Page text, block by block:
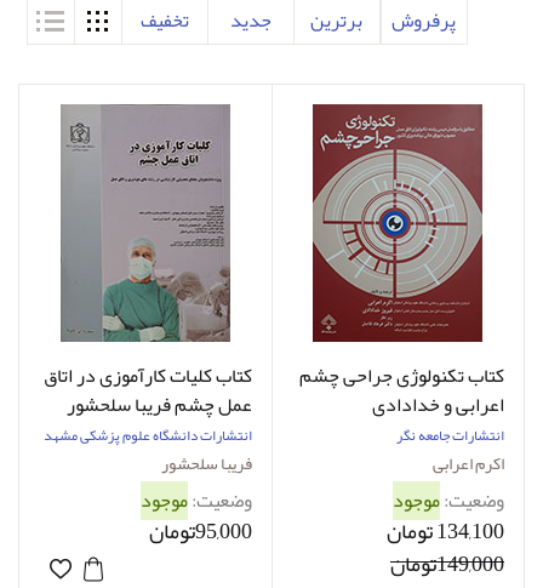
پرفروش
برترین جدید تخفیف
کتاب تکنولوژی جراحی چشم
اعرابی و خدادادی
انتشارات جامعه نگر
اکرم اعرابی
وضعیت:موجود
134,100 تومان
149,000تومان
کتاب کلیات کارآموزی در اتاق
عمل چشم فریبا سلحشور
انتشارات دانشگاه علوم پزشکی مشهد
فریبا سلحشور
وضعیت:موجود
95,000تومان